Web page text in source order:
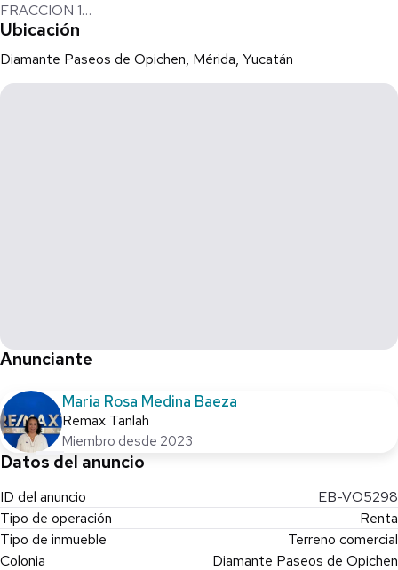
FRACCION 1
SUPERFICIE: 542.79 m2
MEDIDAS: 22.94m frente x 25.06m fondo
FRACCION 2
Mes de apartado
Aval con propiedad libre de gravamen en el Edo. de Yucatán o
Mes de renta adelantada
Gastos notariales a cargo del arrendador.
Proporcione clave a su asesor CTV671120-149
Ubicación
Diamante Paseos de Opichen, Mérida, Yucatán
Anunciante
Maria Rosa Medina Baeza
Remax Tanlah
Miembro desde 2023
Datos del anuncio
ID del anuncio
EB-VO5298
Tipo de operación
Renta
Tipo de inmueble
Terreno comercial
Colonia
Diamante Paseos de Opichen